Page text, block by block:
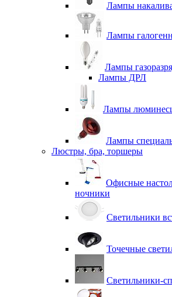
Лампы
Лампы
Лампы
Лампы ДРЛ
Лампы
Лампы
Люстры, бра, торшеры
Офисные
ночники
Светильники
Точечные
Светильники-